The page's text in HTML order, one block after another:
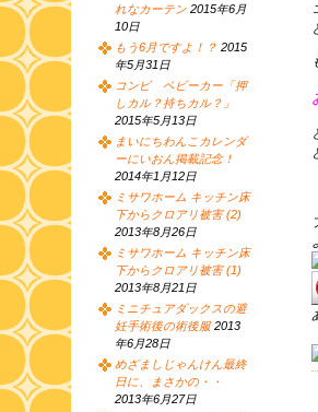
れなカーテン 2015年6月
10日
もう6月ですよ！？ 2015
年5月31日
コンビ ベビーカー「押
しカル？持ちカル？」
2015年5月13日
まいにちわんこカレンダ
ーにいおん掲載記念！
2014年1月12日
ミサワホーム キッチン床
下からクロアリ被害 (2)
2013年8月26日
ミサワホーム キッチン床
下からクロアリ被害 (1)
2013年8月21日
ミニチュアダックスの避
妊手術後の術後服 2013
年6月28日
めざましじゃんけん最終
日に、まさかの・・
2013年6月27日